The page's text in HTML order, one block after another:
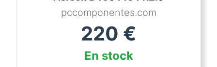
pccomponentes.com
220 €
En stock